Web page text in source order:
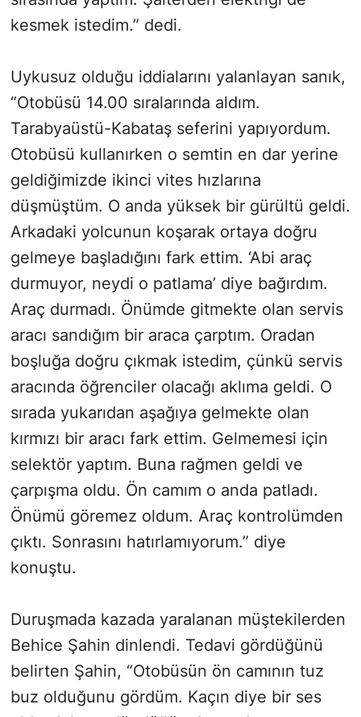
kesmek istedim.” dedi.
Uykusuz olduğu iddialarını yalanlayan sanık,
“Otobüsü 14.00 sıralarında aldım.
Tarabyaüstü-Kabataş seferini yapıyordum.
Otobüsü kullanırken o semtin en dar yerine
geldiğimizde ikinci vites hızlarına
düşmüştüm. O anda yüksek bir gürültü geldi.
Arkadaki yolcunun koşarak ortaya doğru
gelmeye başladığını fark ettim. ‘Abi araç
durmuyor, neydi o patlama’ diye bağırdım.
Araç durmadı. Önümde gitmekte olan servis
aracı sandığım bir araca çarptım. Oradan
boşluğa doğru çıkmak istedim, çünkü servis
aracında öğrenciler olacağı aklıma geldi. O
sırada yukarıdan aşağıya gelmekte olan
kırmızı bir aracı fark ettim. Gelmemesi için
selektör yaptım. Buna rağmen geldi ve
çarpışma oldu. Ön camım o anda patladı.
Önümü göremez oldum. Araç kontrolümden
çıktı. Sonrasını hatırlamıyorum.” diye
konuştu.
Duruşmada kazada yaralanan müştekilerden
Behice Şahin dinlendi. Tedavi gördüğünü
belirten Şahin, “Otobüsün ön camının tuz
buz olduğunu gördüm. Kaçın diye bir ses